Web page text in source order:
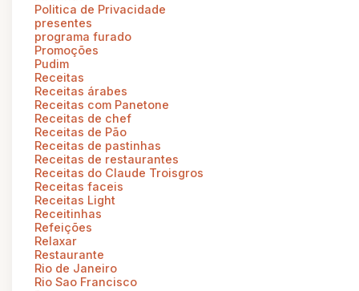
Politica de Privacidade
presentes
programa furado
Promoções
Pudim
Receitas
Receitas árabes
Receitas com Panetone
Receitas de chef
Receitas de Pão
Receitas de pastinhas
Receitas de restaurantes
Receitas do Claude Troisgros
Receitas faceis
Receitas Light
Receitinhas
Refeições
Relaxar
Restaurante
Rio de Janeiro
Rio Sao Francisco